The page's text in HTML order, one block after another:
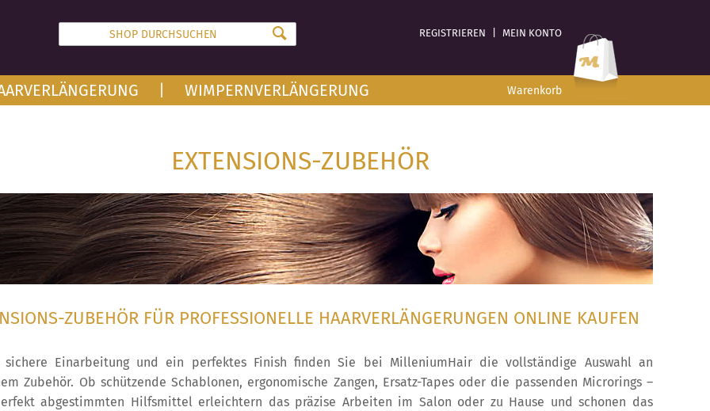
REGISTRIEREN MEIN KONTO
Warenkorb
WIMPERNVERLÄNGERUNG
EXTENSIONS-ZUBEHÖR
ZUBEHÖR FÜR PROFESSIONELLE HAARVERLÄNGERUNGEN ONLINE KAUFEN
sichere Einarbeitung und ein perfektes Finish finden Sie bei MilleniumHair die vollständige Auswahl an
Zubehör. Ob schützende Schablonen, ergonomische Zangen, Ersatz-Tapes oder die passenden Microrings –
abgestimmten Hilfsmittel erleichtern das präzise Arbeiten im Salon oder zu Hause und schonen das